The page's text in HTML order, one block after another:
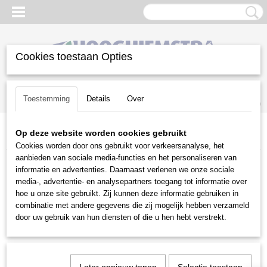
Inloggen Registreren
(0)
Home >Gazononderhoud>Verticuteermachines
Gazononderhoud
Balkmaaiers
Beluchtingsmachines
Bosmaaiers | toebehoren
Cookies toestaan Opties
Toestemming Details Over
Op deze website worden cookies gebruikt
Cookies worden door ons gebruikt voor verkeersanalyse, het
aanbieden van sociale media-functies en het personaliseren van
informatie en advertenties. Daarnaast verlenen we onze sociale
media-, advertentie- en analysepartners toegang tot informatie over
hoe u onze site gebruikt. Zij kunnen deze informatie gebruiken in
combinatie met andere gegevens die zij mogelijk hebben verzameld
door uw gebruik van hun diensten of die u hen hebt verstrekt.